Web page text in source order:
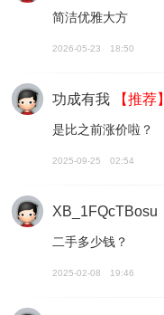
简洁优雅大方
2026-05-23 18:50
功成有我 【推荐】
是比之前涨价啦？
2025-09-25 02:54
XB_1FQcTBosu
二手多少钱？
2025-02-08 19:46